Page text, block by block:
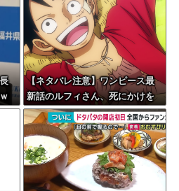
【ネタバレ注意】ワンピース最
新話のルフィさん、死にかけを
助けてもらったジジイに悪態を
吐いてしまう・・・